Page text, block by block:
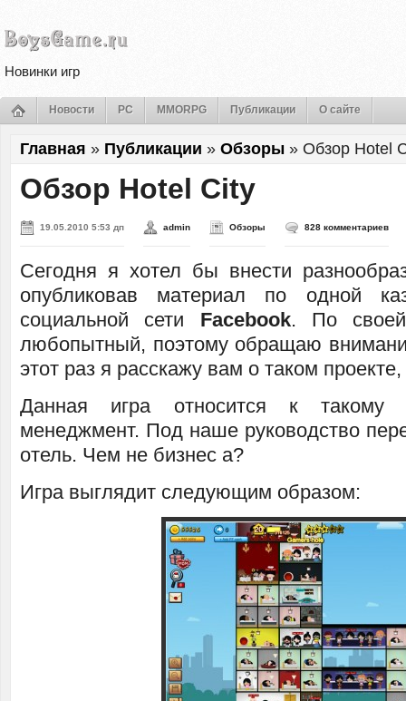
Новинки игр
Новости PC MMORPG Публикации О сайте
Главная » Публикации » Обзоры » Обзор Hotel
Обзор Hotel City
19.05.2010 5:53 дп admin Обзоры 828 комментариев
Сегодня я хотел бы внести
опубликовав материал по одной
социальной сети Facebook. По
любопытный, поэтому обращаю
этот раз я расскажу вам о таком
Данная игра относится к
менеджмент. Под наше руководство
отель. Чем не бизнес а?
Игра выглядит следующим образом: